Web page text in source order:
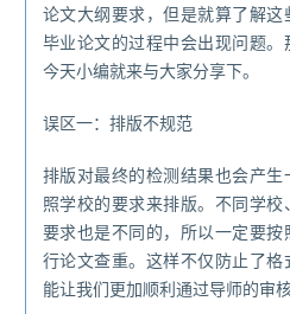
论文大纲要求，但是就算了解
毕业论文的过程中会出现问题。
今天小编就来与大家分享下。
误区一：排版不规范
排版对最终的检测结果也会产
照学校的要求来排版。不同学
要求也是不同的，所以一定要
行论文查重。这样不仅防止了
能让我们更加顺利通过导师的审核